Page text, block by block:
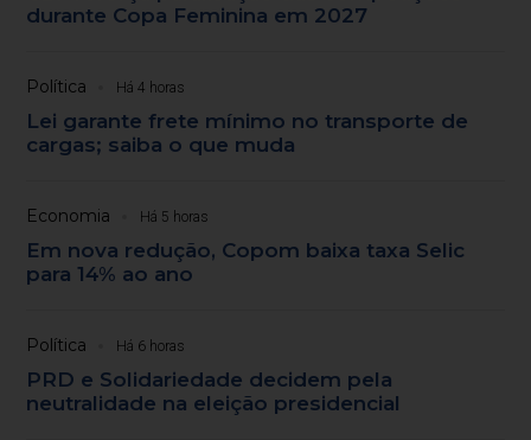
durante Copa Feminina em 2027
Política Há 4 horas
Lei garante frete mínimo no transporte de
cargas; saiba o que muda
Economia Há 5 horas
Em nova redução, Copom baixa taxa Selic
para 14% ao ano
Política Há 6 horas
PRD e Solidariedade decidem pela
neutralidade na eleição presidencial